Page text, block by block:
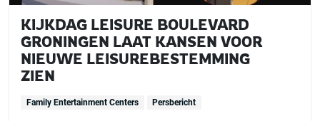
KIJKDAG LEISURE BOULEVARD
GRONINGEN LAAT KANSEN VOOR
NIEUWE LEISUREBESTEMMING
ZIEN
Family Entertainment Centers Persbericht